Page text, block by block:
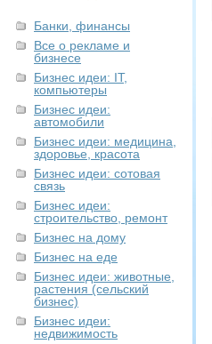
Банки, финансы
Все о рекламе и
бизнесе
Бизнес идеи: IT,
компьютеры
Бизнес идеи:
автомобили
Бизнес идеи: медицина,
здоровье, красота
Бизнес идеи: сотовая
связь
Бизнес идеи:
строительство, ремонт
Бизнес на дому
Бизнес на еде
Бизнес идеи: животные,
растения (сельский
бизнес)
Бизнес идеи:
недвижимость